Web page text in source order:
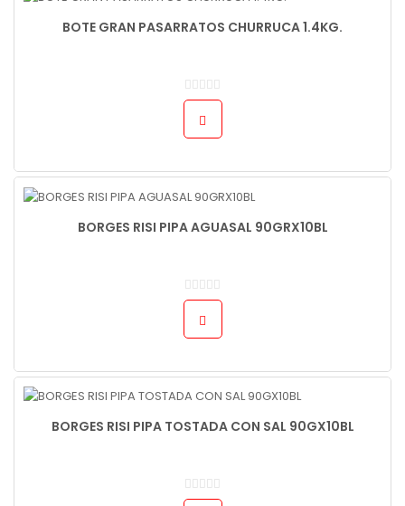
BOTE GRAN PASARRATOS CHURRUCA 1.4KG.
BORGES RISI PIPA AGUASAL 90GRX10BL
BORGES RISI PIPA TOSTADA CON SAL 90GX10BL